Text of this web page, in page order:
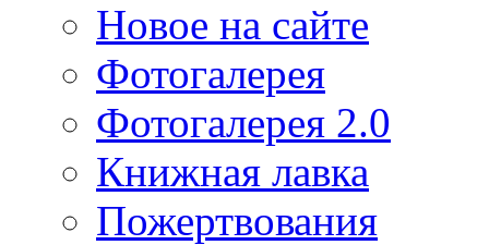
Новое на сайте
Фотогалерея
Фотогалерея 2.0
Книжная лавка
Пожертвования